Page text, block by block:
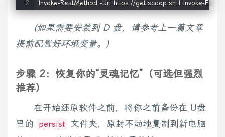
(如果需要安装到 D 盘，请参考上一篇文章
提前配置好环境变量。)
步骤 2：恢复你的“灵魂记忆”（可选但强烈
推荐）
在开始还原软件之前，将你之前备份在 U盘
里的
persist 文件夹，原封不动地复制到新电脑